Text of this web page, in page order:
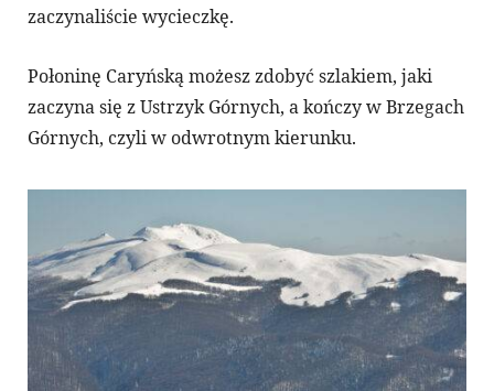
zaczynaliście wycieczkę.
Połoninę Caryńską możesz zdobyć szlakiem, jaki
zaczyna się z Ustrzyk Górnych, a kończy w Brzegach
Górnych, czyli w odwrotnym kierunku.